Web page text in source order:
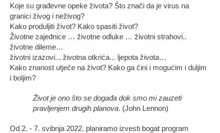
Koje su građevne opeke života? Što znači da je virus na
granici živog i neživog?
Kako produljiti život? Kako spasiti život?
Životne zajednice … životne odluke … životni strahovi..
životne dileme…
životni izazovi... životna otkrića... ljepota života…
Kako znanost utječe na život? Kako ga čini i mogućim i duljim
i boljim?
Život je ono što se događa dok smo mi zauzeti
pravljenjem drugih planova. (John Lennon)
Od 2. - 7. svibnja 2022. planiramo izvesti bogat program